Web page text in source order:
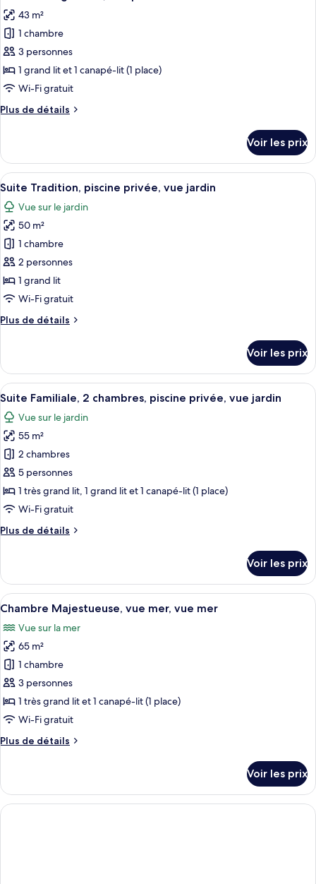
Chambre
Exécutive,
jardin
les
photos
pour
ce
type
chambre :
vue
piscine
43 m²
1 chambre
3 personnes
1 grand lit et 1 canapé-lit (1 place)
Wi-Fi gratuit
Plus de détails
Plus
le
type
de
Chambre
Signature,
vue
piscine
Voir les prix
Afficher
toutes
les
photos
pour
ce
type
de
chambre :
Suite
privée,
vue
jardin
Un lit bien fait, avec du linge de lit
6
Suite Tradition, piscine privée, vue jardin
Vue sur le jardin
50 m²
1 chambre
2 personnes
1 grand lit
Wi-Fi gratuit
Plus de détails
Plus
le
type
de
Suite
Tradition,
piscine
privée,
vue
jardin
Voir les prix
Afficher
toutes
les
photos
pour
ce
type
de
chambre :
Suite
chambres,
piscine
privée,
vue
jardin
Une chambre d’hôtel moderne
6
Suite Familiale, 2 chambres, piscine privée, vue jardin
Vue sur le jardin
55 m²
2 chambres
5 personnes
1 très grand lit, 1 grand lit et 1 canapé-lit (1 place)
Wi-Fi gratuit
Plus de détails
Plus
le
type
de
Suite
Familiale,
chambres,
piscine
privée,
vue
jardin
Voir les prix
Afficher
toutes
les
photos
pour
ce
type
de
chambre :
Chambre
mer,
vue
Une chambre à coucher avec un
8
Chambre Majestueuse, vue mer, vue mer
Vue sur la mer
65 m²
1 chambre
3 personnes
1 très grand lit et 1 canapé-lit (1 place)
Wi-Fi gratuit
Plus de détails
Plus
le
type
de
Voir les prix